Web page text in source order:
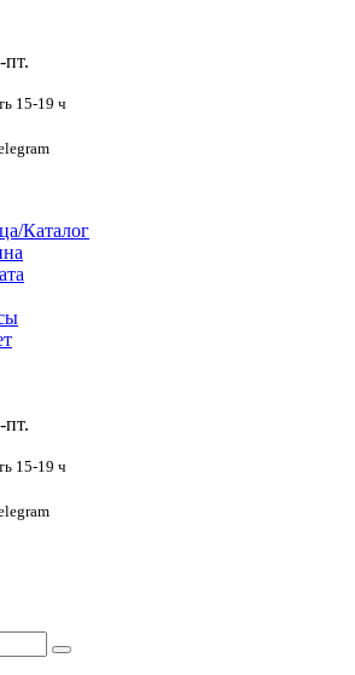
15-19 ч
Каталог
15-19 ч